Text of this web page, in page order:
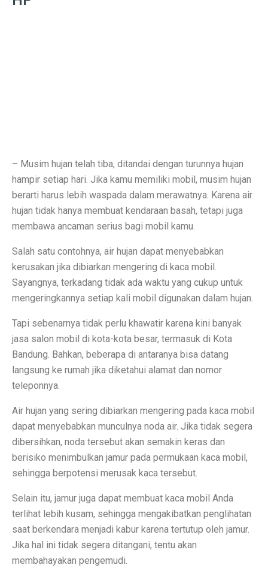
Tugas dan Wewenang OJK, Regulator dari Krisis
5 Fakta Menarik Ikan Green Terror yang Agresif dan
5 Rekomendasi Film Park Chan Wook yang Harus
Ulang Tahun ke-34, Excelso Hadirkan Seri Matcha
Terapi Ginjal dengan Teknologi Cuci Darah Terbaru
5 Rahasia Kehidupan Panjang Manusia Tertua
10 Karya Lukis Hendra Gunawan yang Terkenal Dunia
Casa Modena, Kafe Rumah yang Nyaman di Modena
Desain Rumah Minimalis, Tampilan Menarik!
Lukisan Raden Saleh: Ikon Seni Nusantara
Mengungkap Pengalaman Suara Hebat di Galaxy
Laptop Lokal Harga 2 Jutaan dengan Spesifikasi
Detoks Digital untuk Gen Z, Tenangkan Pikiran?
5 HP Android Tercepat 2025 dengan Snapdragon 8
Laptop Murah 4 Jutaan untuk Pelajar Aktif, Tugas
– Musim hujan telah tiba, ditandai dengan turunnya hujan
hampir setiap hari. Jika kamu memiliki mobil, musim hujan
berarti harus lebih waspada dalam merawatnya. Karena air
hujan tidak hanya membuat kendaraan basah, tetapi juga
membawa ancaman serius bagi mobil kamu.
Salah satu contohnya, air hujan dapat menyebabkan
kerusakan jika dibiarkan mengering di kaca mobil.
Sayangnya, terkadang tidak ada waktu yang cukup untuk
mengeringkannya setiap kali mobil digunakan dalam hujan.
Tapi sebenarnya tidak perlu khawatir karena kini banyak
jasa salon mobil di kota-kota besar, termasuk di Kota
Bandung. Bahkan, beberapa di antaranya bisa datang
langsung ke rumah jika diketahui alamat dan nomor
teleponnya.
Air hujan yang sering dibiarkan mengering pada kaca mobil
dapat menyebabkan munculnya noda air. Jika tidak segera
dibersihkan, noda tersebut akan semakin keras dan
berisiko menimbulkan jamur pada permukaan kaca mobil,
sehingga berpotensi merusak kaca tersebut.
Selain itu, jamur juga dapat membuat kaca mobil Anda
terlihat lebih kusam, sehingga mengakibatkan penglihatan
saat berkendara menjadi kabur karena tertutup oleh jamur.
Jika hal ini tidak segera ditangani, tentu akan
membahayakan pengemudi.